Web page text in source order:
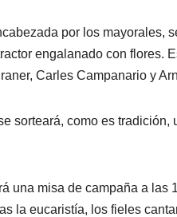
por los mayorales,
engalanado con flores.
Carles Campanario y
sorteará, como es tradición,
una misa de campaña a las
la eucaristía, los fieles